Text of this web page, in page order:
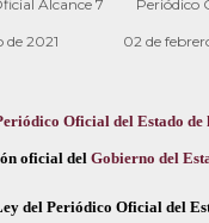
Alcance 7
de 2021
Periódico
02 de
Oficial del Estado de
oficial del Gobierno del
del Periódico Oficial del